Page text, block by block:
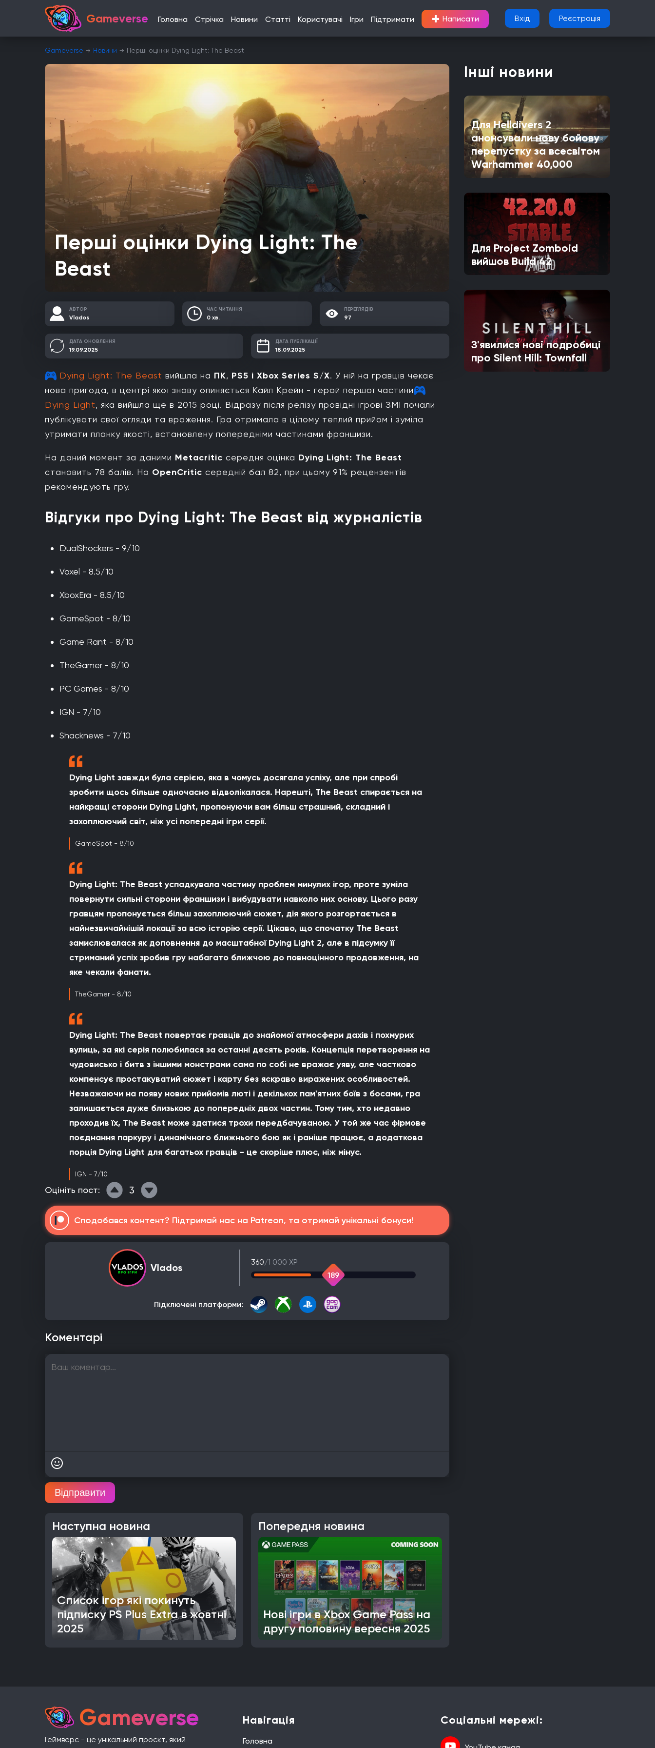
Gameverse Головна Стрічка Новини Статті Користувачі Ігри Підтримати + Написати Вхід Реєстрація
Gameverse Новини Перші оцінки Dying Light: The Beast
Перші оцінки Dying Light: The
Beast
АВТОР
Vlados
ЧАС ЧИТАННЯ
0 хв.
ПЕРЕГЛЯДІВ
97
ДАТА ОНОВЛЕННЯ
19.09.2025
ДАТА ПУБЛІКАЦІЇ
18.09.2025
Dying Light: The Beast вийшла на ПК, PS5 і Xbox Series S/X. У ній на гравців чекає
нова пригода, в центрі якої знову опиняється Кайл Крейн - герой першої частини
Dying Light, яка вийшла ще в 2015 році. Відразу після релізу провідні ігрові ЗМІ почали
публікувати свої огляди та враження. Гра отримала в цілому теплий прийом і зуміла
утримати планку якості, встановлену попередніми частинами франшизи.
На даний момент за даними Metacritic середня оцінка Dying Light: The Beast
становить 78 балів. На OpenCritic середній бал 82, при цьому 91% рецензентів
рекомендують гру.
Відгуки про Dying Light: The Beast від журналістів
DualShockers - 9/10
Voxel - 8.5/10
XboxEra - 8.5/10
GameSpot - 8/10
Game Rant - 8/10
TheGamer - 8/10
PC Games - 8/10
IGN - 7/10
Shacknews - 7/10
Dying Light завжди була серією, яка в чомусь досягала успіху, але при спробі
зробити щось більше одночасно відволікалася. Нарешті, The Beast спирається на
найкращі сторони Dying Light, пропонуючи вам більш страшний, складний і
захоплюючий світ, ніж усі попередні ігри серії.
GameSpot - 8/10
Dying Light: The Beast успадкувала частину проблем минулих ігор, проте зуміла
повернути сильні сторони франшизи і вибудувати навколо них основу. Цього разу
гравцям пропонується більш захоплюючий сюжет, дія якого розгортається в
найнезвичайнішій локації за всю історію серії. Цікаво, що спочатку The Beast
замислювалася як доповнення до масштабної Dying Light 2, але в підсумку її
стриманий успіх зробив гру набагато ближчою до повноцінного продовження, на
яке чекали фанати.
TheGamer - 8/10
Dying Light: The Beast повертає гравців до знайомої атмосфери дахів і похмурих
вулиць, за які серія полюбилася за останні десять років. Концепція перетворення на
чудовисько і битв з іншими монстрами сама по собі не вражає уяву, але частково
компенсує простакуватий сюжет і карту без яскраво виражених особливостей.
Незважаючи на появу нових прийомів люті і декількох пам'ятних боїв з босами, гра
залишається дуже близькою до попередніх двох частин. Тому тим, хто недавно
проходив їх, The Beast може здатися трохи передбачуваною. У той же час фірмове
поєднання паркуру і динамічного ближнього бою як і раніше працює, а додаткова
порція Dying Light для багатьох гравців - це скоріше плюс, ніж мінус.
IGN - 7/10
Оцініть пост: 3
Сподобався контент? Підтримай нас на Patreon, та отримай унікальні бонуси!
Vlados 360/1 000 XP
189
Підключені платформи:
Інші новини
Для Helldivers 2
анонсували нову бойову
перепустку за всесвітом
Warhammer 40,000
Для Project Zomboid
вийшов Build 42
З'явилися нові подробиці
про Silent Hill: Townfall
Коментарі
Відправити
Наступна новина
Список ігор які покинуть
підписку PS Plus Extra в жовтні
2025
Попередня новина
Нові ігри в Xbox Game Pass на
другу половину вересня 2025
Gameverse
Геймверс - це унікальний проєкт, який
Навігація
Головна
Соціальні мережі: